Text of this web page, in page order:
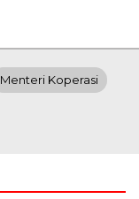
Menteri Koperasi